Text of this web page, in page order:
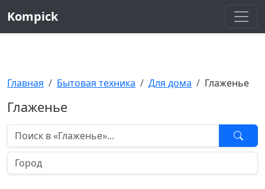
Kompick
Главная Бытовая техника Для дома Глаженье
Глаженье